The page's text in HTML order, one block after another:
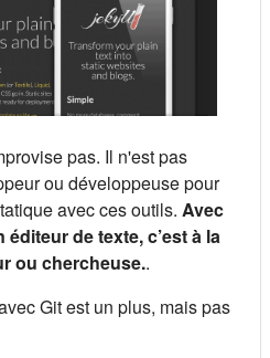
pas. Il n'est pas
ou développeuse pour
avec ces outils. Avec
de texte, c’est à la
ou chercheuse..
Git est un plus, mais pas